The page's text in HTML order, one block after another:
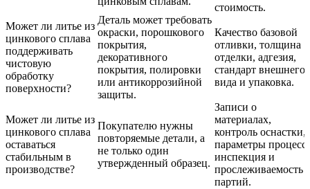
стоимость.
Может ли литье из
цинкового сплава
поддерживать
чистовую
обработку
поверхности?
Деталь может требовать
окраски, порошкового
покрытия,
декоративного
покрытия, полировки
или антикоррозийной
защиты.
Качество базовой
отливки, толщина
отделки, адгезия,
стандарт внешнего
вида и упаковка.
Может ли литье из
цинкового сплава
оставаться
стабильным в
производстве?
Покупателю нужны
повторяемые детали, а
не только один
утвержденный образец.
Записи о
материалах,
контроль оснастки,
параметры
инспекция и
прослеживаемость
партий.